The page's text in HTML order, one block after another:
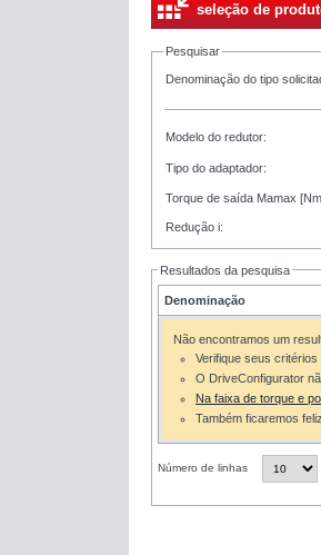
seleção de
Pesquisar
Denominação do tipo
Modelo do redutor:
Tipo do adaptador:
Torque de saída Mamax
Redução i:
Resultados da pesquisa
Denominação
Não encontramos um
Verifique seus
O DriveConfigurator
Na faixa de torque e
Também ficaremos
Número de linhas